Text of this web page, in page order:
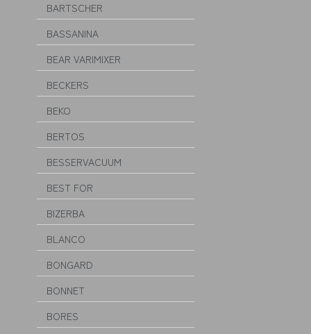
BARTSCHER
BASSANINA
BEAR VARIMIXER
BECKERS
BEKO
BERTOS
BESSERVACUUM
BEST FOR
BIZERBA
BLANCO
BONGARD
BONNET
BORES